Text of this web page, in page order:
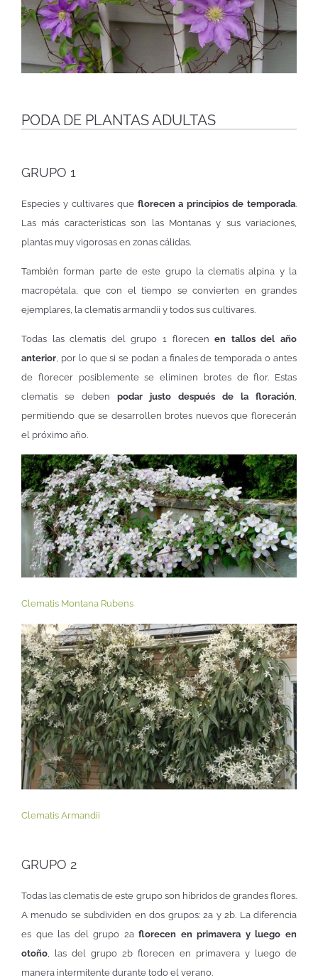
PODA DE PLANTAS ADULTAS
GRUPO 1
Especies y cultivares que florecen a principios de temporada.
Las más características son las Montanas y sus variaciones,
plantas muy vigorosas en zonas cálidas.
También forman parte de este grupo la clematis alpina y la
macropétala, que con el tiempo se convierten en grandes
ejemplares, la clematis armandii y todos sus cultivares.
Todas las clematis del grupo 1 florecenen tallos del año
anterior, por lo que si se podan a finales de temporada o antes
de florecer posiblemente se eliminen brotes de flor. Estas
clematis se deben podar justo después de la floración,
permitiendo que se desarrollen brotes nuevos que florecerán
el próximo año.
Clematis Montana Rubens
Clematis Armandii
GRUPO 2
Todas las clematis de este grupo son híbridos de grandes flores.
A menudo se subdividen en dos grupos: 2a y 2b. La diferencia
es que las del grupo 2aflorecen en primavera y luego en
otoño , las del grupo 2b florecen en primavera y luego de
manera intermitente durante todo el verano.